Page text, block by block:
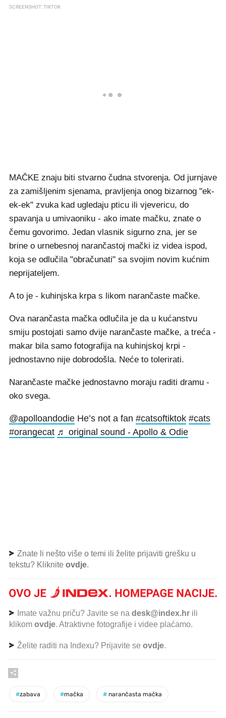
SCREENSHOT: TIKTOK
MAČKE znaju biti stvarno čudna stvorenja. Od jurnjave
za zamišljenim sjenama, pravljenja onog bizarnog "ek-
ek-ek" zvuka kad ugledaju pticu ili vjevericu, do
spavanja u umivaoniku - ako imate mačku, znate o
čemu govorimo. Jedan vlasnik sigurno zna, jer se
brine o urnebesnoj narančastoj mački iz videa ispod,
koja se odlučila "obračunati" sa svojim novim kućnim
neprijateljem.
A to je - kuhinjska krpa s likom narančaste mačke.
Ova narančasta mačka odlučila je da u kućanstvu
smiju postojati samo dvije narančaste mačke, a treća -
makar bila samo fotografija na kuhinjskoj krpi -
jednostavno nije dobrodošla. Neće to tolerirati.
Narančaste mačke jednostavno moraju raditi dramu -
oko svega.
@apolloandodie He’s not a fan #catsoftiktok #cats
#orangecat ♬ original sound - Apollo & Odie
Znate li nešto više o temi ili želite prijaviti grešku u
tekstu? Kliknite ovdje.
Imate važnu priču? Javite se na desk@index.hr ili
klikom ovdje. Atraktivne fotografije i videe plaćamo.
Želite raditi na Indexu? Prijavite se ovdje.
#zabava #mačka # narančasta mačka